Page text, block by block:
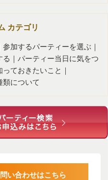
カテゴリ
参加するパーティーを選ぶ ｜
る ｜ パーティー当日に気をつ
っておきたいこと ｜
類について
い合わせはこちら